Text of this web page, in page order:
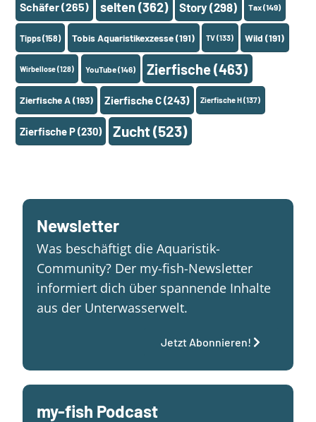
Schäfer(265) selten (362) Story (298) Tax(149)
Tipps(158) Tobis Aquaristikexzesse(191) TV(133) Wild (191)
Wirbellose(128) YouTube(146) Zierfische(463)
Zierfische A(193) Zierfische C(243) Zierfische H(137)
Zierfische P(230) Zucht(523)
Newsletter
Was beschäftigt die Aquaristik-
Community? Der my-fish-Newsletter
informiert dich über spannende Inhalte
aus der Unterwasserwelt.
Jetzt Abonnieren!
my-fish Podcast